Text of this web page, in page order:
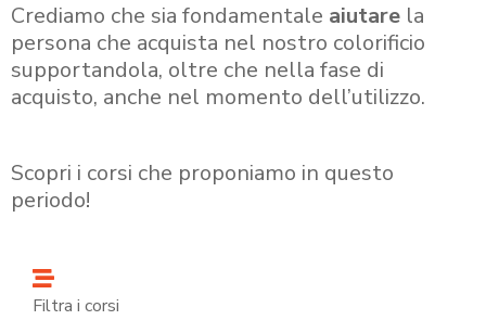
Crediamo che sia fondamentale aiutare la
persona che acquista nel nostro colorificio
supportandola, oltre che nella fase di
acquisto, anche nel momento dell’utilizzo.
Scopri i corsi che proponiamo in questo
periodo!
Filtra i corsi